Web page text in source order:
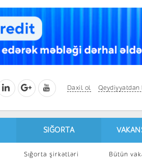
Daxil ol Qeydiyyatdan
SIĞORTA
Sığorta şirkətləri
Bütün